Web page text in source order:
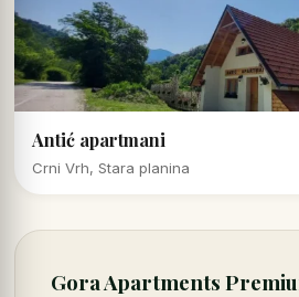
Antić apartmani
Crni Vrh, Stara planina
Gora Apartments